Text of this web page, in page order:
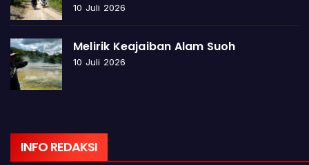
10 Juli 2026
Melirik Keajaiban Alam Suoh
10 Juli 2026
INFO REDAKSI